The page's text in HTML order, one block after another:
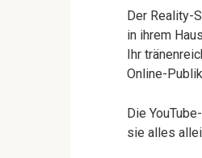
Der Reality-
in ihrem
Ihr
Online-
Die
sie alles